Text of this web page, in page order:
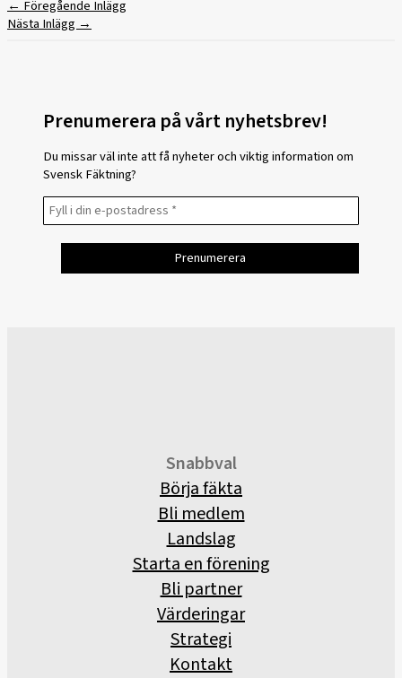
← Föregående Inlägg
Nästa Inlägg →
Prenumerera på vårt nyhetsbrev!
Du missar väl inte att få nyheter och viktig information om
Svensk Fäktning?
Snabbval
Börja fäkta
Bli medlem
Landslag
Starta en förening
Bli partner
Värderingar
Strategi
Kontakt